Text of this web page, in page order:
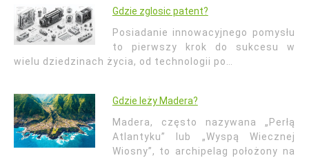
Gdzie zglosic patent?
Posiadanie innowacyjnego pomysłu
to pierwszy krok do sukcesu w
wielu dziedzinach życia, od technologii po…
Gdzie leży Madera?
Madera, często nazywana „Perłą
Atlantyku” lub „Wyspą Wiecznej
Wiosny”, to archipelag położony na